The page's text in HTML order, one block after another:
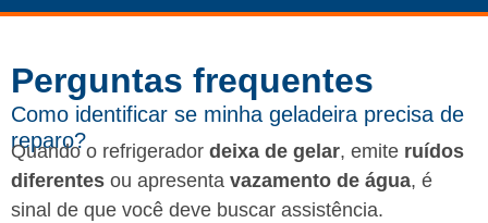
Perguntas frequentes​
Como identificar se minha geladeira precisa de
reparo?
Quando o refrigerador deixa de gelar, emite ruídos
diferentes ou apresenta vazamento de água, é
sinal de que você deve buscar assistência.